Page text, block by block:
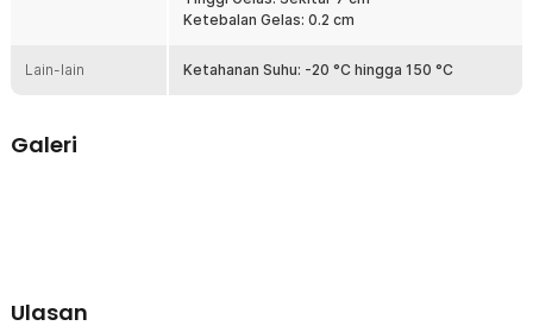
maupun menyajikan minuman dingin tanpa khawatir retak.
yang pas untuk satu sajian kopi dirty latte atau minuman favorit
lainnya. Takaran ini ideal untuk menikmati kopi tanpa berlebihan dan
Rincian yang Anda dapatkan untuk pembelian produk ini:
Ketebalan Gelas: 0.2 cm
Lain-lain Ketahanan Suhu: -20 °C hingga 150 °C
Galeri
Ulasan